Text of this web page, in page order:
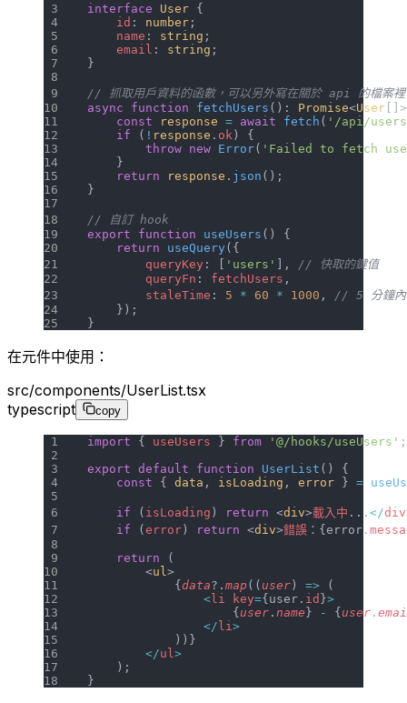
interface User {
    id
: number ;
    name
: string ;
    email
: string ;
}
// 抓取用戶資料的函數，可以另外寫在關於 api 的檔案裡
async function fetchUsers (): Promise<User
    const
response = await fetch ( '/api/
    if
( ! response . ok ) {
        throw
new Error( 'Failed to fetch
    }
    return
response . json ();
}
// 自訂 hook
export function useUsers () {
    return
useQuery ({
        queryKey
: [ 'users' ],
// 快取的鍵值
        queryFn
: fetchUsers ,
        staleTime
: 5 * 60 * 1000 ,
// 5 分鐘內
    });
}
在元件中使用：
src/components/UserList.tsx
typescript
copy
import { useUsers } from '@/hooks/useUsers' ;
export default function UserList () {
    const
{ data , isLoading , error } =
    if
( isLoading ) return <div>載入中 ... </div
    if
( error ) return <div>錯誤 ：{error.
    return
(
        <
ul >
            {
data?. map (( user ) => (
                <
li key={user. id }>
                    {
user . name } - { user .
                </
li >
            ))}
        </
ul >
    );
}